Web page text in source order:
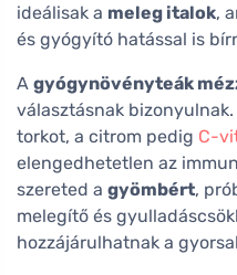
ideálisak a meleg italok,
és gyógyító hatással is
A gyógynövényteák
választásnak
torkot, a citrom pedig C-
elengedhetetlen az
szereted a gyömbért,
melegítő és
hozzájárulhatnak a